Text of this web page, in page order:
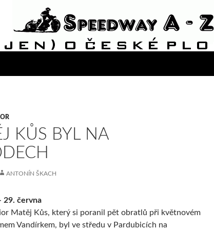
KŮS BYL NA
ANTONÍN ŠKACH
29. června
Matěj Kůs, který si poranil pět obratlů při květnovém
Vandírkem, byl ve středu v Pardubicích na